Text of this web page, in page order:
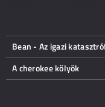
Bean - Az igazi
A cherokee kölyök